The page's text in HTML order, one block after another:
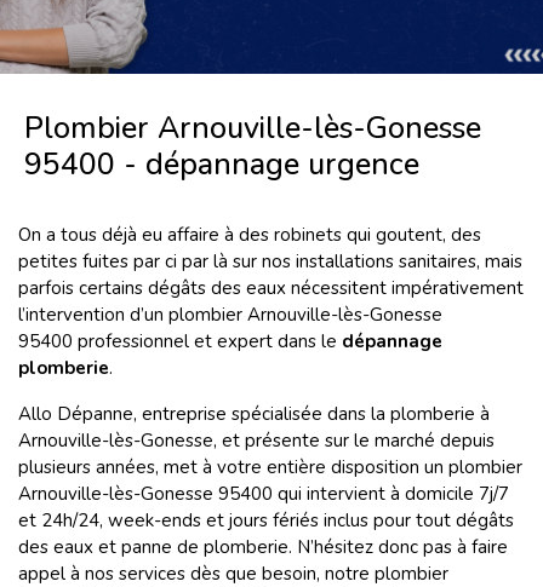
Plombier Arnouville-lès-Gonesse
95400 - dépannage urgence
On a tous déjà eu affaire à des robinets qui goutent, des
petites fuites par ci par là sur nos installations sanitaires, mais
parfois certains dégâts des eaux nécessitent impérativement
l’intervention d’un plombier Arnouville-lès-Gonesse
95400 professionnel et expert dans le dépannage
plomberie.
Allo Dépanne, entreprise spécialisée dans la plomberie à
Arnouville-lès-Gonesse, et présente sur le marché depuis
plusieurs années, met à votre entière disposition un plombier
Arnouville-lès-Gonesse 95400 qui intervient à domicile 7j/7
et 24h/24, week-ends et jours fériés inclus pour tout dégâts
des eaux et panne de plomberie. N’hésitez donc pas à faire
appel à nos services dès que besoin, notre plombier